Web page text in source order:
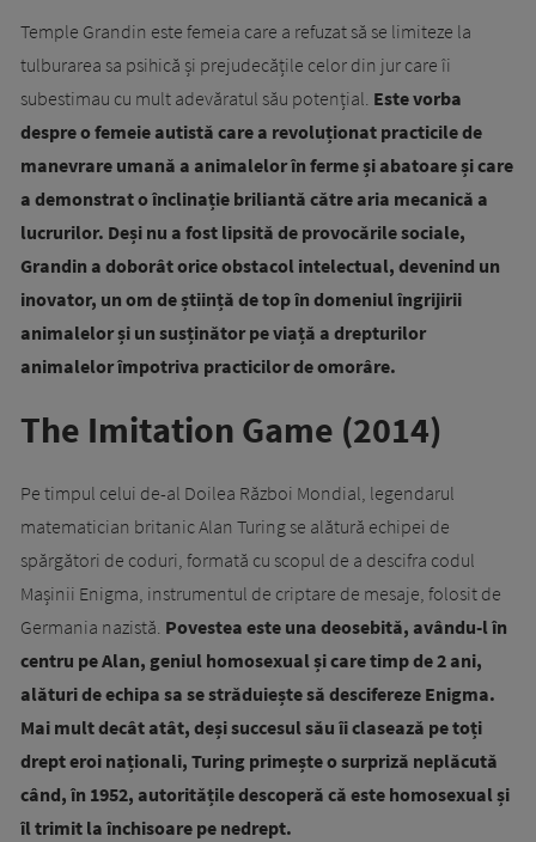
Temple Grandin este femeia care a refuzat să se limiteze la
tulburarea sa psihică și prejudecățile celor din jur care îi
subestimau cu mult adevăratul său potențial. Este vorba
despre o femeie autistă care a revoluționat practicile de
manevrare umană a animalelor în ferme și abatoare și care
a demonstrat o înclinație briliantă către aria mecanică a
lucrurilor. Deși nu a fost lipsită de provocările sociale,
Grandin a doborât orice obstacol intelectual, devenind un
inovator, un om de știință de top în domeniul îngrijirii
animalelor și un susținător pe viață a drepturilor
animalelor împotriva practicilor de omorâre.
The Imitation Game (2014)
Pe timpul celui de-al Doilea Război Mondial, legendarul
matematician britanic Alan Turing se alătură echipei de
spărgători de coduri, formată cu scopul de a descifra codul
Mașinii Enigma, instrumentul de criptare de mesaje, folosit de
Germania nazistă. Povestea este una deosebită, avându-l în
centru pe Alan, geniul homosexual și care timp de 2 ani,
alături de echipa sa se străduiește să descifereze Enigma.
Mai mult decât atât, deși succesul său îi clasează pe toți
drept eroi naționali, Turing primește o surpriză neplăcută
când, în 1952, autoritățile descoperă că este homosexual și
îl trimit la închisoare pe nedrept.